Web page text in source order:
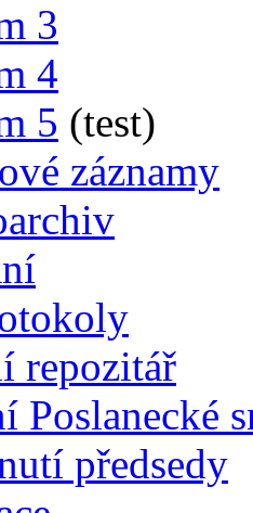
3
4
5 (test)
záznamy
repozitář
Poslanecké
předsedy